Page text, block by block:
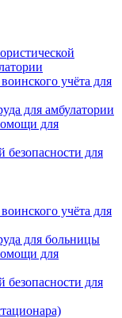
учёта для
для амбулатории
для
для
учёта для
для больницы
для
для